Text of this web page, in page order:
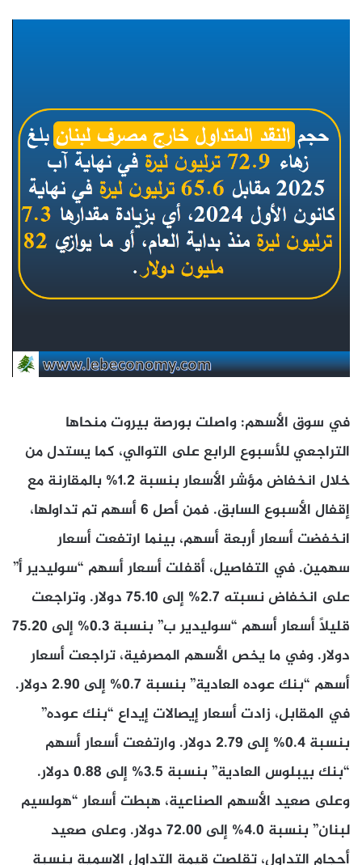
في سوق الأسهم: واصلت بورصة بيروت منحاها
التراجعي للأسبوع الرابع على التوالي، كما يستدل من
خلال انخفاض مؤشر الأسعار بنسبة 1.2% بالمقارنة مع
إقفال الأسبوع السابق. فمن أصل 6 أسهم تم تداولها،
انخفضت أسعار أربعة أسهم، بينما ارتفعت أسعار
سهمين. في التفاصيل، أقفلت أسعار أسهم “سوليدير أ”
على انخفاض نسبته 2.7% إلى 75.10 دولار. وتراجعت
قليلاً أسعار أسهم “سوليدير ب” بنسبة 0.3% إلى 75.20
دولار. وفي ما يخص الأسهم المصرفية، تراجعت أسعار
أسهم “بنك عوده العادية” بنسبة 0.7% إلى 2.90 دولار.
في المقابل، زادت أسعار إيصالات إيداع “بنك عوده”
بنسبة 0.4% إلى 2.79 دولار. وارتفعت أسعار أسهم
“بنك بيبلوس العادية” بنسبة 3.5% إلى 0.88 دولار.
وعلى صعيد الأسهم الصناعية، هبطت أسعار “هولسيم
لبنان” بنسبة 4.0% إلى 72.00 دولار. وعلى صعيد